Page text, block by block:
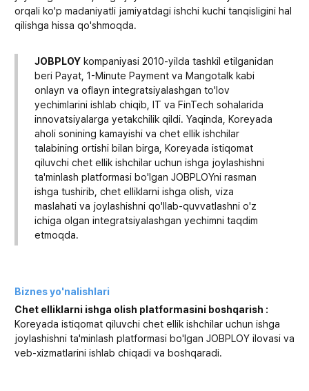
orqali ko'p madaniyatli jamiyatdagi ishchi kuchi tanqisligini hal
qilishga hissa qo'shmoqda.
JOBPLOY kompaniyasi 2010-yilda tashkil etilganidan
beri Payat, 1-Minute Payment va Mangotalk kabi
onlayn va oflayn integratsiyalashgan to'lov
yechimlarini ishlab chiqib, IT va FinTech sohalarida
innovatsiyalarga yetakchilik qildi. Yaqinda, Koreyada
aholi sonining kamayishi va chet ellik ishchilar
talabining ortishi bilan birga, Koreyada istiqomat
qiluvchi chet ellik ishchilar uchun ishga joylashishni
ta'minlash platformasi bo'lgan JOBPLOYni rasman
ishga tushirib, chet elliklarni ishga olish, viza
maslahati va joylashishni qo'llab-quvvatlashni o'z
ichiga olgan integratsiyalashgan yechimni taqdim
etmoqda.
Biznes yo'nalishlari
Chet elliklarni ishga olish platformasini boshqarish :
Koreyada istiqomat qiluvchi chet ellik ishchilar uchun ishga
joylashishni ta'minlash platformasi bo'lgan JOBPLOY ilovasi va
veb-xizmatlarini ishlab chiqadi va boshqaradi.